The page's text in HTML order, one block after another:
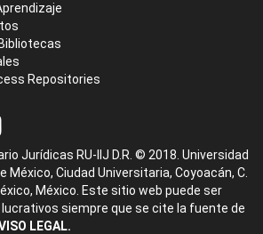
Repositories
Jurídicas RU-IIJ D.R. © 2018. Universidad
México, Ciudad Universitaria, Coyoacán, C.
México. Este sitio web puede ser
siempre que se cite la fuente de
LEGAL.